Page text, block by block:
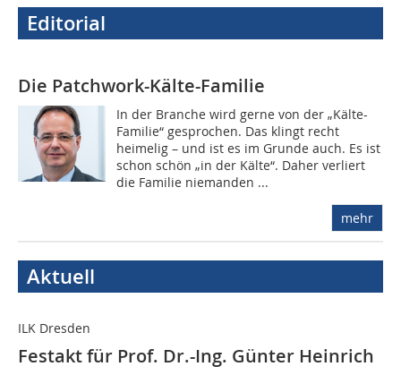
Editorial
Die Patchwork-Kälte-Familie
In der Branche wird gerne von der „Kälte-
Familie“ gesprochen. Das klingt recht
heimelig – und ist es im Grunde auch. Es ist
schon schön „in der Kälte“. Daher verliert
die Familie niemanden ...
mehr
Aktuell
ILK Dresden
Festakt für Prof. Dr.-Ing. Günter Heinrich